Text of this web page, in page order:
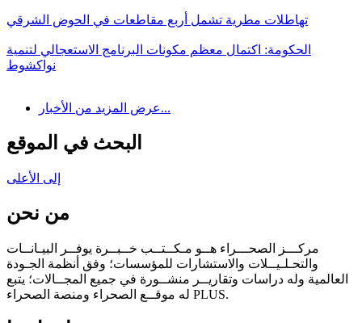
تهاطلات مطرية تشمل أربع مقاطعات في الحوض الشرقي
الحكومة: اكتمال معظم مكونات البرنامج الاستعجالي لتنمية
نواكشوط
عرض المزيد من الأخبار...
البحث في الموقع
إلى الأعلى
من نحن
مركـــز الصحـــراء هــو مـكــتــب خــبــرة يوفــر البيـانــات
والتحـلـيــلات والاستشارات للمؤسسات؛ وفق أنظمة الجـودة
العالمية وله دراسات وتقاريــر منشــورة في جميع المجــالات؛ يتبع
له موقــع الصحراء ومنصة الصحراء PLUS.